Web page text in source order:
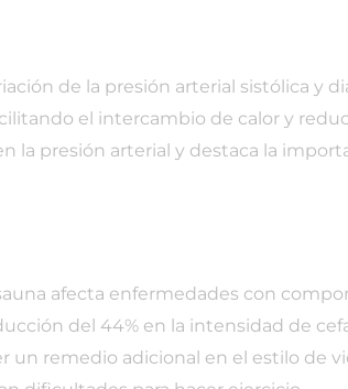
de la presión arterial sistólica y
el intercambio de calor y
la presión arterial y destaca la
afecta enfermedades con
del 44% en la intensidad de
un remedio adicional en el estilo de